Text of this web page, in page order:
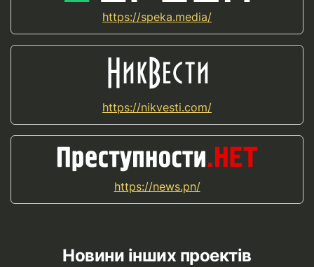
https://speka.media/
https://nikvesti.com/
https://news.pn/
Новини інших проектів